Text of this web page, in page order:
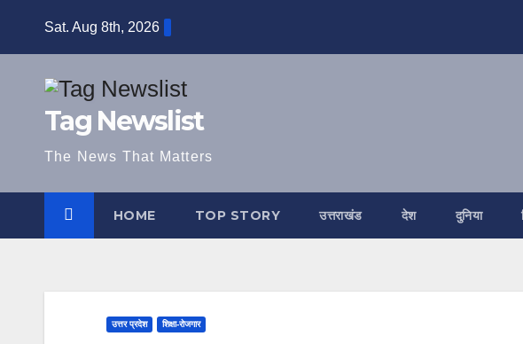
Sat. Aug 8th, 2026
Tag Newslist
The News That Matters
HOME TOP STORY उत्तराखंड देश दुनिया
उत्तर प्रदेश शिक्षा-रोजगार